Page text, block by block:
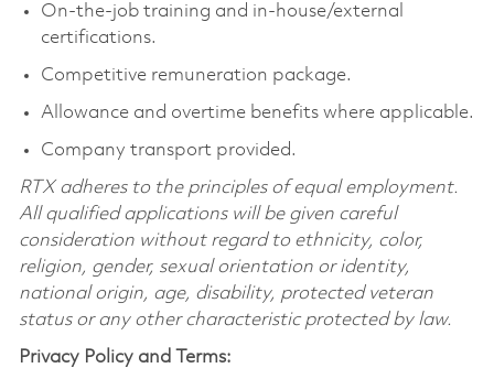
On-the-job training and in-house/external
certifications.
Competitive remuneration package.
Allowance and overtime benefits where applicable.
Company transport provided.
RTX adheres to the principles of equal employment.
All qualified applications will be given careful
consideration without regard to ethnicity, color,
religion, gender, sexual orientation or identity,
national origin, age, disability, protected veteran
status or any other characteristic protected by law.
Privacy Policy and Terms: